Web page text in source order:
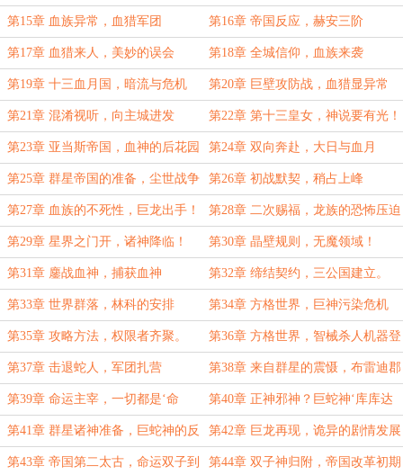
第15章 血族异常，血猎军团 第16章 帝国反应，赫安三阶
第17章 血猎来人，美妙的误会 第18章 全城信仰，血族来袭
第19章 十三血月国，暗流与危机 第20章 巨壁攻防战，血猎显异常
第21章 混淆视听，向主城进发 第22章 第十三皇女，神说要有光！
第23章 亚当斯帝国，血神的后花园 第24章 双向奔赴，大日与血月
第25章 群星帝国的准备，尘世战争
开端。
第26章 初战默契，稍占上峰
第27章 血族的不死性，巨龙出手！ 第28章 二次赐福，龙族的恐怖压迫
力
第29章 星界之门开，诸神降临！ 第30章 晶壁规则，无魔领域！
第31章 鏖战血神，捕获血神 第32章 缔结契约，三公国建立。
第33章 世界群落，林科的安排 第34章 方格世界，巨神污染危机
第35章 攻略方法，权限者齐聚。 第36章 方格世界，智械杀人机器登
场
第37章 击退蛇人，军团扎营 第38章 来自群星的震慑，布雷迪郡
选择
第39章 命运主宰，一切都是‘命
运’的安排。
第40章 正神邪神？巨蛇神‘库库达
尔’
第41章 群星诸神准备，巨蛇神的反
客为主
第42章 巨龙再现，诡异的剧情发展
第43章 帝国第二太古，命运双子到 第44章 双子神归附，帝国改革初期